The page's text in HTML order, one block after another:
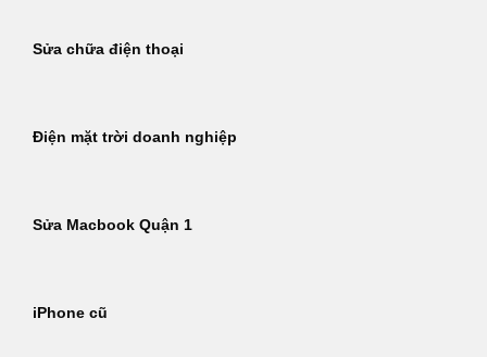
Sửa chữa điện thoại
Điện mặt trời doanh nghiệp
Sửa Macbook Quận 1
iPhone cũ